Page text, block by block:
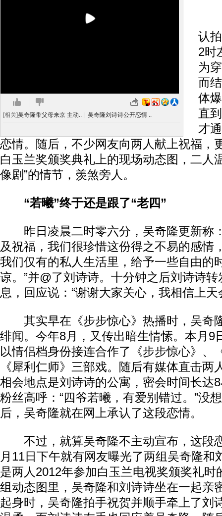
[相关]吴奇隆带父母来京 主动.. 吴奇隆刘诗诗公开恋情 ..
认
2时
为
而
体
直
才
恋情。随后，不少网友向两人献上祝福，
白玉兰奖颁奖典礼上的现场动态图，二人
像剧”的情节，羡煞旁人。
“若曦”终于还是跟了“老四”
昨日凌晨二时零六分，吴奇隆更新称
及祝福，我们很珍惜这份得之不易的感情
我们仅有的私人生活里，给予一些自由的
谅。”并@了刘诗诗。十分钟之后刘诗诗
息，回应说：“谢谢大家关心，我相信上天
其实早在《步步惊心》热播时，吴奇
绯闻。今年8月，又传出暗生情愫。本月9
以情侣档身份接连合作了《步步惊心》、
《犀利仁师》三部戏。随后有媒体直击两
相会地点是刘诗诗的公寓，密会时间长达
粉丝高呼：“四爷若曦，有爱别错过。”没
后，吴奇隆就在网上承认了这段恋情。
不过，就算吴奇隆不主动宣布，这段
月11日下午就有网友曝光了两组吴奇隆和
是两人2012年参加白玉兰电视奖颁奖礼时
组动态图里，吴奇隆和刘诗诗坐在一起亲
起身时，吴奇隆拍手祝贺并顺手牵上了刘